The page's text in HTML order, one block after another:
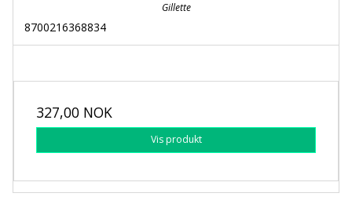
Gillette
8700216368834
327,00 NOK
Vis produkt